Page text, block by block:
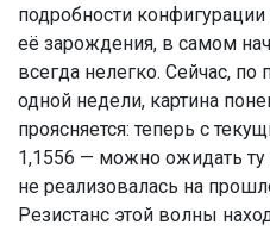
подробности
её зарождения, в самом
всегда нелегко. Сейчас,
одной недели, картина
проясняется: теперь с
1,1556 — можно ожидать ту
не реализовалась на
Резистанс этой волны